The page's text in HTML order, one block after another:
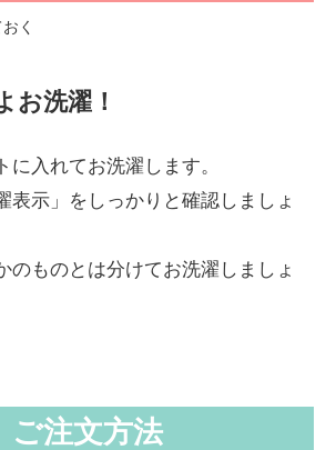
お洗濯！
に入れてお洗濯します。
示」をしっかりと確認しましょ
ものとは分けてお洗濯しましょ
ご注文方法